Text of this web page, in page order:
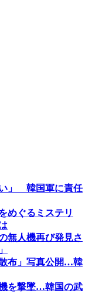
」 韓国軍に責任
めぐるミステリ
無人機再び発見さ
布」写真公開…韓
を撃墜…韓国の武